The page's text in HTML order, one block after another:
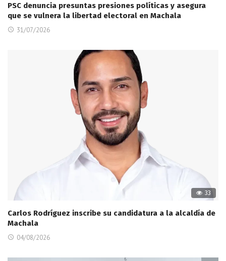
PSC denuncia presuntas presiones políticas y asegura
que se vulnera la libertad electoral en Machala
31/07/2026
33
Carlos Rodríguez inscribe su candidatura a la alcaldía de
Machala
04/08/2026